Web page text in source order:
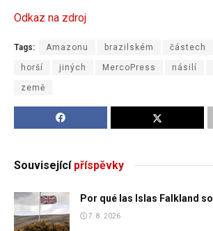
Odkaz na zdroj
Tags: Amazonu brazilském částech
horší jiných MercoPress násilí
země
Souvisejícípříspěvky
Por qué las Islas Falkland
7. 8. 2026